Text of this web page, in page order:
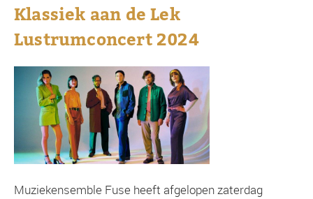
Klassiek aan de Lek
Lustrumconcert 2024
Muziekensemble Fuse heeft afgelopen zaterdag